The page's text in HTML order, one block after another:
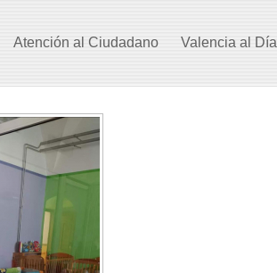
Atención al Ciudadano Valencia al Día